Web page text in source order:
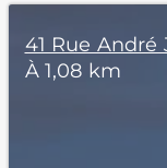
41 Rue
À 1,08 km